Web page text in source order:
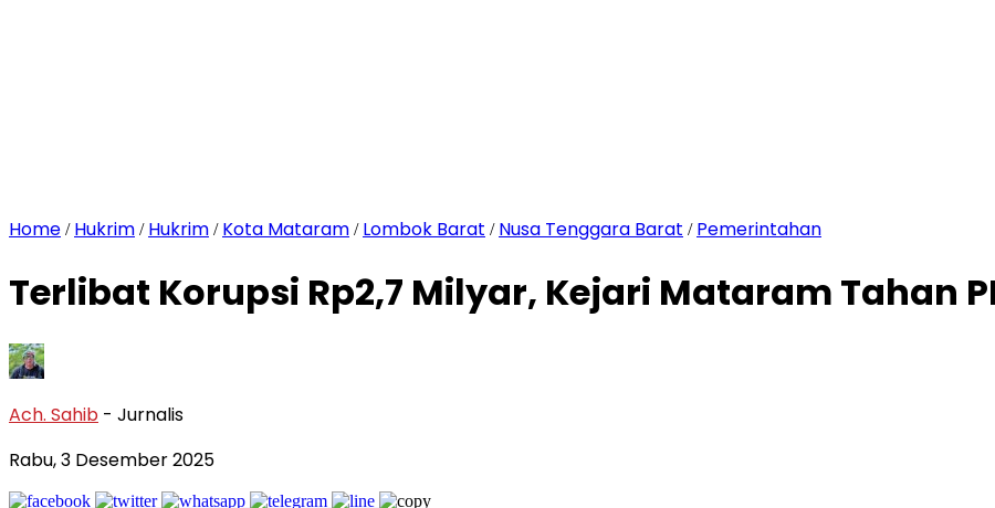
Home / Hukrim / Hukrim / Kota Mataram / Lombok Barat / Nusa Tenggara Barat / Pemerintahan
Terlibat Korupsi Rp2,7 Milyar, Kejari Mataram Tahan
Ach. Sahib - Jurnalis
Rabu, 3 Desember 2025